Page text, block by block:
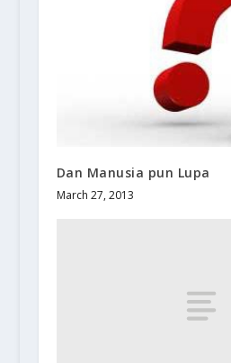
Dan Manusia pun Lupa
March 27, 2013